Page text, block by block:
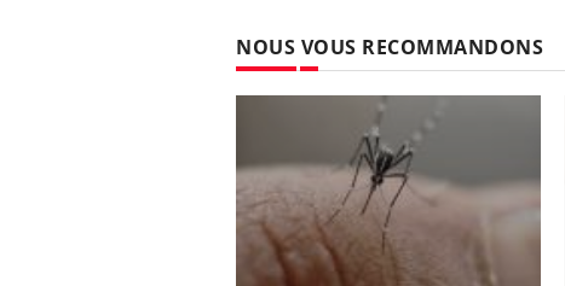
NOUS VOUS RECOMMANDONS